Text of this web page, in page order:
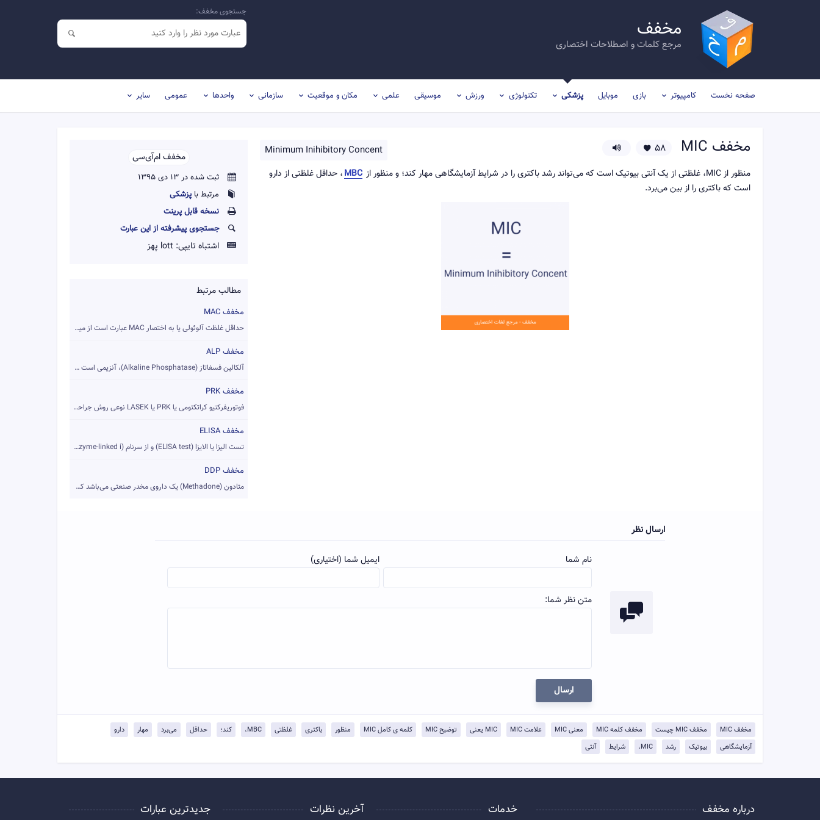
مخفف
مرجع کلمات و اصطلاحات اختصاری
جستجوی مخفف:
صفحه نخست کامپیوتر بازی موبایل پزشکی تکنولوژی ورزش موسیقی علمی مکان و موقعیت سازمانی واحدها عمومی سایر
مخفف MIC
Minimum Inihibitory Concent 58
منظور از MIC، غلظتی از یک آنتی بیوتیک است که می‌تواند رشد باکتری را در شرایط آزمایشگاهی مهار کند؛ و منظور از MBC، حداقل غلظتی از دارو
است که باکتری را از بین می‌برد.
مخفف ام‌آی‌سی‌‌
ثبت شده در 13 دی 1395
مرتبط باپزشکی
نسخه قابل پرينت
جستجوی پیشرفته از این عبارت
اشتباه تایپی: lott پهز
مطالب مرتبط
مخفف MAC
حداقل غلظت آلوئولی یا به اختصار MAC عبارت است از میزان داروی...
مخفف ALP
آلکالین فسفاتاز (Alkaline Phosphatase)، آنزیمی است که در باف...
مخفف PRK
فوتوریفرکتیو کراتکتومی یا PRK یا LASEK نوعی روش جراحی لیزری ...
مخفف ELISA
تست الیزا یا الایزا (ELISA test) و از سرنام (Enzyme-linked i...
مخفف DDP
متادون (Methadone) یک داروی مخدر صنعتی می‌باشد که غالباً به ...
ارسال نظر
نام شما ایمیل شما (اختیاری)
متن نظر شما:
ارسال
مخفف MIC مخفف MIC چیست مخفف کلمه MIC معنی MIC علامت MIC MIC یعنی توضيح MIC کلمه ی کامل MIC منظور باکتری غلظتی MBC، کند؛ حداقل می‌برد مهار
دارو
آزمایشگاهی
بیوتیک رشد MIC، شرایط آنتی
درباره مخفف خدمات آخرین نظرات جدیدترین عبارات